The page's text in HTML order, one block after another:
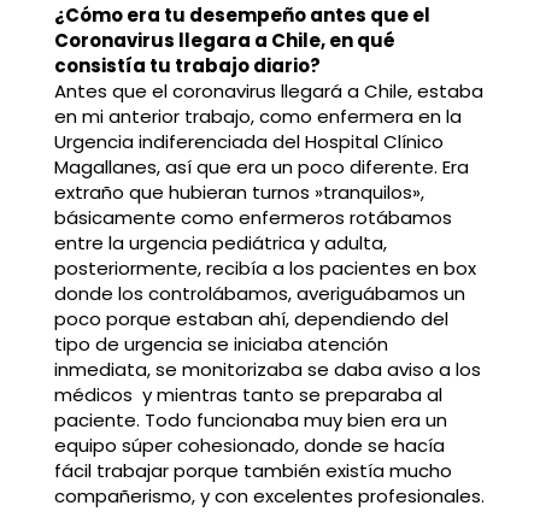
¿Cómo era tu desempeño antes que el
Coronavirus llegara a Chile, en qué
consistía tu trabajo diario?
Antes que el coronavirus llegará a Chile, estaba
en mi anterior trabajo, como enfermera en la
Urgencia indiferenciada del Hospital Clínico
Magallanes, así que era un poco diferente. Era
extraño que hubieran turnos »tranquilos»,
básicamente como enfermeros rotábamos
entre la urgencia pediátrica y adulta,
posteriormente, recibía a los pacientes en box
donde los controlábamos, averiguábamos un
poco porque estaban ahí, dependiendo del
tipo de urgencia se iniciaba atención
inmediata, se monitorizaba se daba aviso a los
médicos y mientras tanto se preparaba al
paciente. Todo funcionaba muy bien era un
equipo súper cohesionado, donde se hacía
fácil trabajar porque también existía mucho
compañerismo, y con excelentes profesionales.